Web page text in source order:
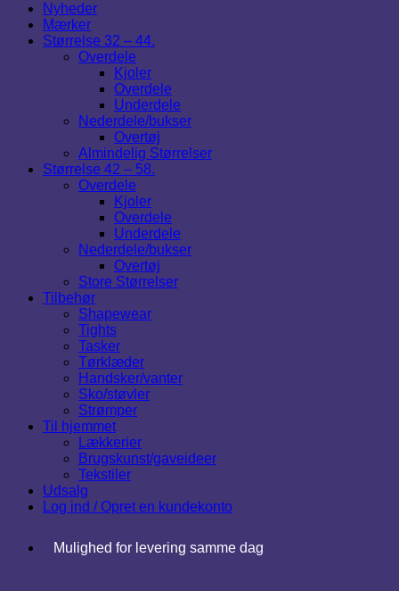
Nyheder
Mærker
Størrelse 32 – 44.
Overdele
Kjoler
Overdele
Underdele
Nederdele/bukser
Overtøj
Almindelig Størrelser
Størrelse 42 – 58.
Overdele
Kjoler
Overdele
Underdele
Nederdele/bukser
Overtøj
Store Størrelser
Tilbehør
Shapewear
Tights
Tasker
Tørklæder
Handsker/vanter
Sko/støvler
Strømper
Til hjemmet
Lækkerier
Brugskunst/gaveideer
Tekstiler
Udsalg
Log ind / Opret en kundekonto
Mulighed for levering samme dag